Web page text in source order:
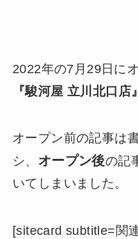
2022年の7月29日に
『駿河屋 立川北口店』
オープン前の記事は
シ、 オープン後の記
いてしまいました。
[sitecard subtitle=関